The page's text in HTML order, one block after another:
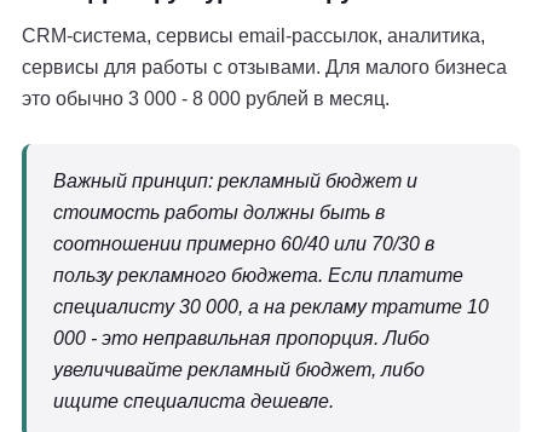
CRM-система, сервисы email-рассылок, аналитика,
сервисы для работы с отзывами. Для малого бизнеса
это обычно 3 000 - 8 000 рублей в месяц.
Важный принцип: рекламный бюджет и
стоимость работы должны быть в
соотношении примерно 60/40 или 70/30 в
пользу рекламного бюджета. Если платите
специалисту 30 000, а на рекламу тратите 10
000 - это неправильная пропорция. Либо
увеличивайте рекламный бюджет, либо
ищите специалиста дешевле.